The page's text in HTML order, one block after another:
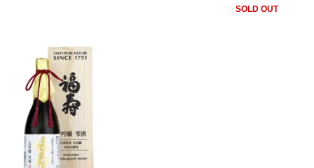
SOLD OUT